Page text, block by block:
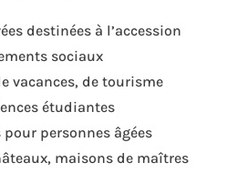
destinées à l’accession
sociaux
vacances, de tourisme
étudiantes
pour personnes âgées
maisons de maîtres